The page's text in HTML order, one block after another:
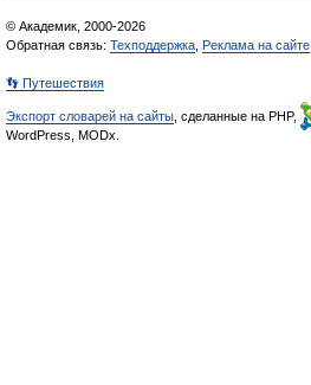
© Академик, 2000-2026
Обратная связь: Техподдержка Реклама на сайте
👣 Путешествия
Экспорт словарей на сайты , сделанные на PHP,
WordPress, MODx.